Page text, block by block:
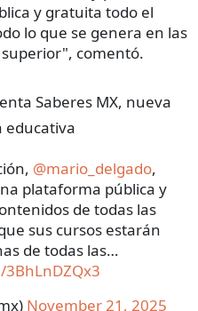
y gratuita todo el
lo que se genera en las
comentó.
Saberes MX, nueva
educativa
@mario_delgado,
plataforma pública y
de todas las
sus cursos estarán
de todas las…
November 21, 2025